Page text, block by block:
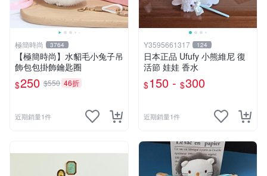
極簡時尚 3764
【極簡時尚】水貂毛小兔子吊
飾包包掛飾鑰匙圈
$250 $550 46折
近期銷量1件
Y3595661317 124
日本正品 Ufufy 小熊維尼 復
活節 娃娃 香水
$150 - $300
近期銷量1件